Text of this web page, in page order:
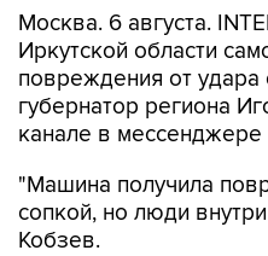
Москва. 6 августа.
Иркутской области
повреждения от удара
губернатор региона
канале в мессенджере
"Машина получила
сопкой, но люди
Кобзев.